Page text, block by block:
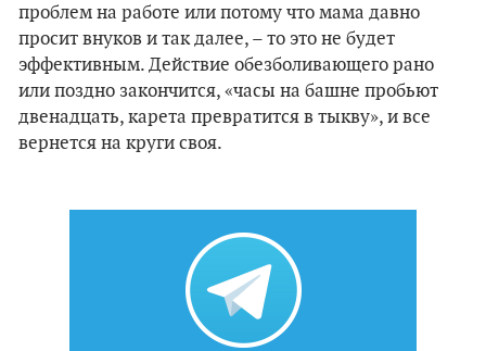
проблем на работе или потому что мама давно
просит внуков и так далее, – то это не будет
эффективным. Действие обезболивающего рано
или поздно закончится, «часы на башне пробьют
двенадцать, карета превратится в тыкву», и все
вернется на круги своя.